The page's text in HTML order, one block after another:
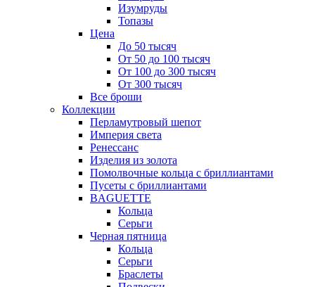
Изумруды
Топазы
Цена
До 50 тысяч
От 50 до 100 тысяч
От 100 до 300 тысяч
От 300 тысяч
Все броши
Коллекции
Перламутровый шепот
Империя света
Ренессанс
Изделия из золота
Помолвочные кольца с бриллиантами
Пусеты с бриллиантами
BAGUETTE
Кольца
Серьги
Черная пятница
Кольца
Серьги
Браслеты